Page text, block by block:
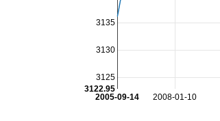
2008-01-10
2005-09-14
3125
3130
3135
3122.95